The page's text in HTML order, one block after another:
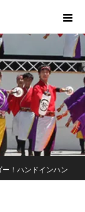
ー！ハンドインハン